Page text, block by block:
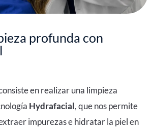
profunda con
en realizar una limpieza
Hydrafacial, que nos permite
impurezas e hidratar la piel en